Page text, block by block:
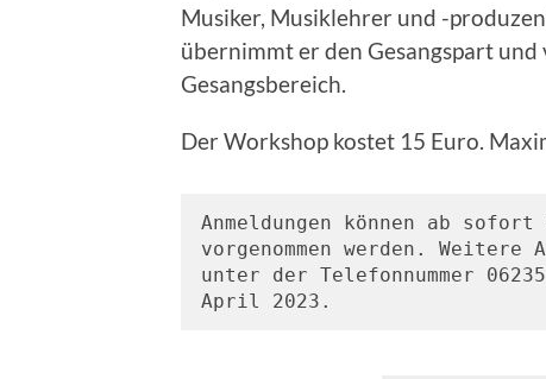
Musiker, Musiklehrer und -
übernimmt er den Gesangspart
Gesangsbereich.
Der Workshop kostet 15 Euro.
Anmeldungen können ab
vorgenommen werden.
unter der Telefonnummer
April 2023.